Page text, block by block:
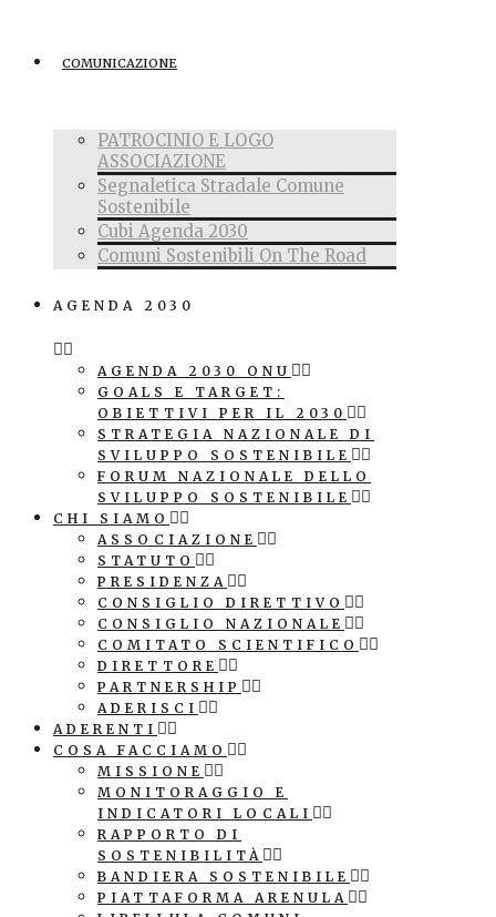
COMUNICAZIONE
PATROCINIO E LOGO
ASSOCIAZIONE
Segnaletica Stradale Comune
Sostenibile
Cubi Agenda 2030
Comuni Sostenibili On The Road
AGENDA 2030
AGENDA 2030 ONU
GOALS E TARGET:
OBIETTIVI PER IL 2030
STRATEGIA NAZIONALE DI
SVILUPPO SOSTENIBILE
FORUM NAZIONALE DELLO
SVILUPPO SOSTENIBILE
CHI SIAMO
ASSOCIAZIONE
STATUTO
PRESIDENZA
CONSIGLIO DIRETTIVO
CONSIGLIO NAZIONALE
COMITATO SCIENTIFICO
DIRETTORE
PARTNERSHIP
ADERISCI
ADERENTI
COSA FACCIAMO
MISSIONE
MONITORAGGIO E
INDICATORI LOCALI
RAPPORTO DI
SOSTENIBILITÀ
BANDIERA SOSTENIBILE
PIATTAFORMA ARENULA